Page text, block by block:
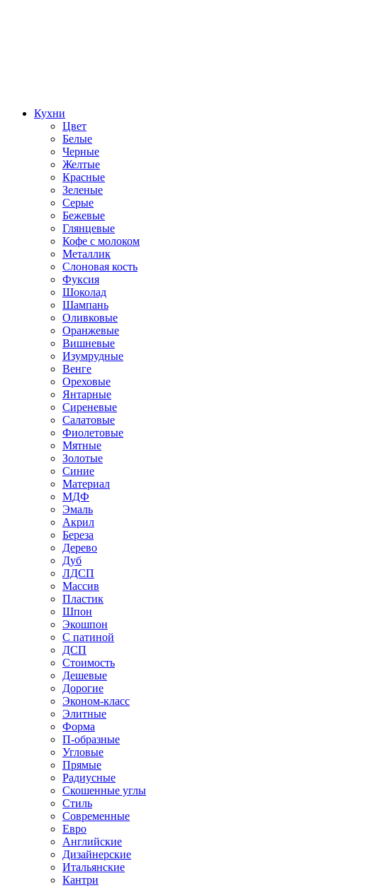
Кухни
Цвет
Белые
Черные
Желтые
Красные
Зеленые
Серые
Бежевые
Глянцевые
Кофе с молоком
Металлик
Слоновая кость
Фуксия
Шоколад
Шампань
Оливковые
Оранжевые
Вишневые
Изумрудные
Венге
Ореховые
Янтарные
Сиреневые
Салатовые
Фиолетовые
Мятные
Золотые
Синие
Материал
МДФ
Эмаль
Акрил
Береза
Дерево
Дуб
ЛДСП
Массив
Пластик
Шпон
Экошпон
С патиной
ДСП
Стоимость
Дешевые
Дорогие
Эконом-класс
Элитные
Форма
П-образные
Угловые
Прямые
Радиусные
Скошенные углы
Стиль
Современные
Евро
Английские
Дизайнерские
Итальянские
Кантри